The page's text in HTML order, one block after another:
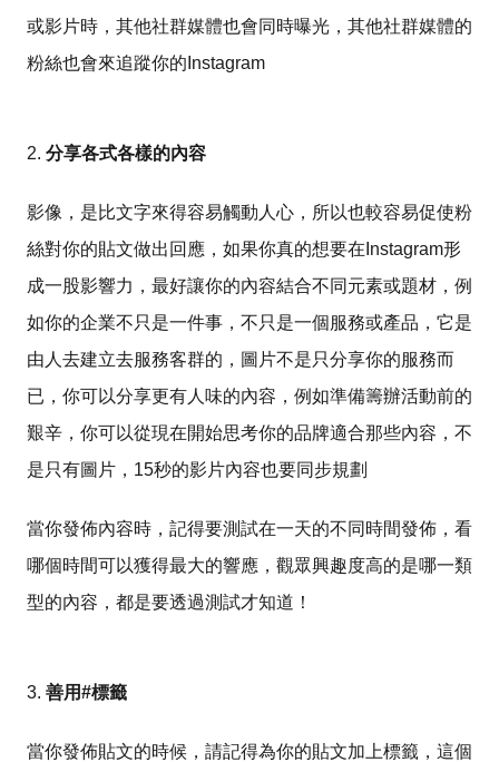
或影片時，其他社群媒體也會同時曝光，其他社群媒體的
粉絲也會來追蹤你的Instagram
2. 分享各式各樣的內容
影像，是比文字來得容易觸動人心，所以也較容易促使粉
絲對你的貼文做出回應，如果你真的想要在Instagram形
成一股影響力，最好讓你的內容結合不同元素或題材，例
如你的企業不只是一件事，不只是一個服務或產品，它是
由人去建立去服務客群的，圖片不是只分享你的服務而
已，你可以分享更有人味的內容，例如準備籌辦活動前的
艱辛，你可以從現在開始思考你的品牌適合那些內容，不
是只有圖片，15秒的影片內容也要同步規劃
當你發佈內容時，記得要測試在一天的不同時間發佈，看
哪個時間可以獲得最大的響應，觀眾興趣度高的是哪一類
型的內容，都是要透過測試才知道！
3. 善用#標籤
當你發佈貼文的時候，請記得為你的貼文加上標籤，這個